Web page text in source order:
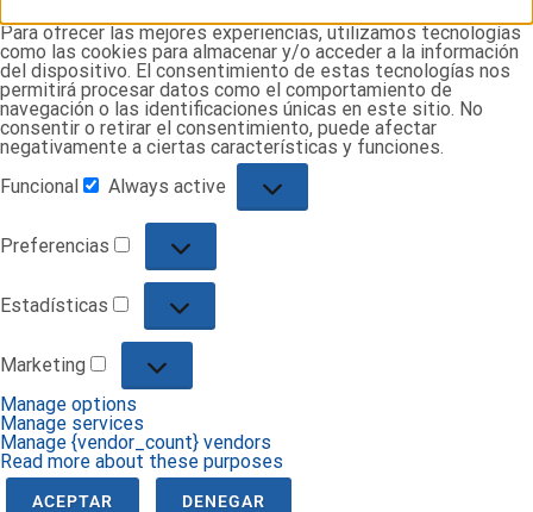
Para ofrecer las mejores experiencias, utilizamos tecnologías
como las cookies para almacenar y/o acceder a la información
del dispositivo. El consentimiento de estas tecnologías nos
permitirá procesar datos como el comportamiento de
navegación o las identificaciones únicas en este sitio. No
consentir o retirar el consentimiento, puede afectar
negativamente a ciertas características y funciones.
Funcional
Always active
Preferencias
Estadísticas
Marketing
Manage options
Manage services
Manage {vendor_count} vendors
Read more about these purposes
ACEPTAR DENEGAR